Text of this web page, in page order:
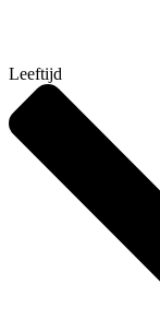
Leeftijd